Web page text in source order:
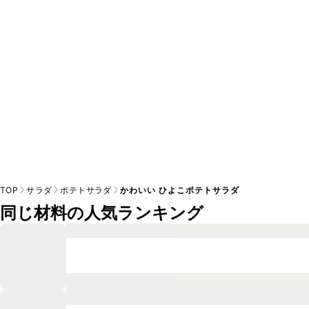
TOP サラダ ポテトサラダ かわいい ひよこポテトサラダ
同じ材料の人気ランキング